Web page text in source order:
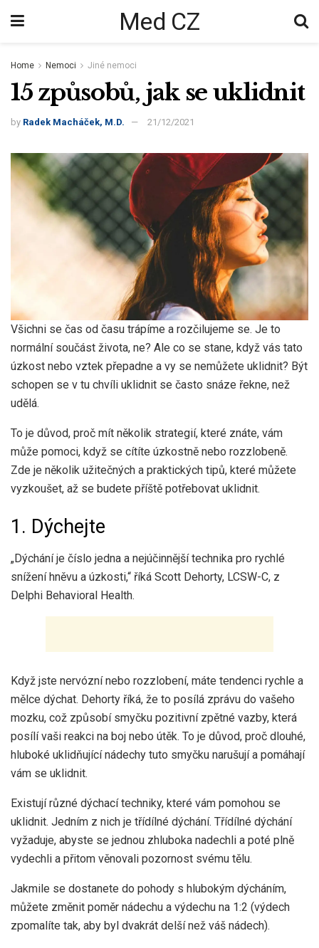
Med CZ
Home Nemoci Jiné nemoci
15 způsobů, jak se uklidnit
by Radek Macháček, M.D. 21/12/2021
Všichni se čas od času trápíme a rozčilujeme se. Je to
normální součást života, ne? Ale co se stane, když vás tato
úzkost nebo vztek přepadne a vy se nemůžete uklidnit? Být
schopen se v tu chvíli uklidnit se často snáze řekne, než
udělá.
To je důvod, proč mít několik strategií, které znáte, vám
může pomoci, když se cítíte úzkostně nebo rozzlobeně.
Zde je několik užitečných a praktických tipů, které můžete
vyzkoušet, až se budete příště potřebovat uklidnit.
1. Dýchejte
„Dýchání je číslo jedna a nejúčinnější technika pro rychlé
snížení hněvu a úzkosti,“ říká Scott Dehorty, LCSW-C, z
Delphi Behavioral Health.
Když jste nervózní nebo rozzlobení, máte tendenci rychle a
mělce dýchat. Dehorty říká, že to posílá zprávu do vašeho
mozku, což způsobí smyčku pozitivní zpětné vazby, která
posílí vaši reakci na boj nebo útěk. To je důvod, proč dlouhé,
hluboké uklidňující nádechy tuto smyčku narušují a pomáhají
vám se uklidnit.
Existují různé dýchací techniky, které vám pomohou se
uklidnit. Jedním z nich je třídílné dýchání. Třídílné dýchání
vyžaduje, abyste se jednou zhluboka nadechli a poté plně
vydechli a přitom věnovali pozornost svému tělu.
Jakmile se dostanete do pohody s hlubokým dýcháním,
můžete změnit poměr nádechu a výdechu na 1:2 (výdech
zpomalíte tak, aby byl dvakrát delší než váš nádech).